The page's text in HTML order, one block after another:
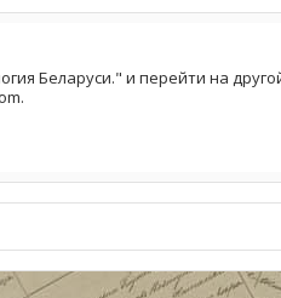
Беларуси." и перейти на